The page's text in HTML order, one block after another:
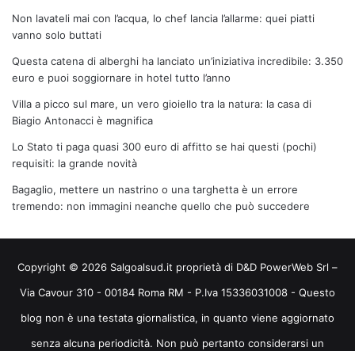
Non lavateli mai con l’acqua, lo chef lancia l’allarme: quei piatti
vanno solo buttati
Questa catena di alberghi ha lanciato un’iniziativa incredibile: 3.350
euro e puoi soggiornare in hotel tutto l’anno
Villa a picco sul mare, un vero gioiello tra la natura: la casa di
Biagio Antonacci è magnifica
Lo Stato ti paga quasi 300 euro di affitto se hai questi (pochi)
requisiti: la grande novità
Bagaglio, mettere un nastrino o una targhetta è un errore
tremendo: non immagini neanche quello che può succedere
Copyright © 2026 Salgoalsud.it proprietà di D&D PowerWeb Srl –
Via Cavour 310 - 00184 Roma RM - P.Iva 15336031008 - Questo
blog non è una testata giornalistica, in quanto viene aggiornato
senza alcuna periodicità. Non può pertanto considerarsi un